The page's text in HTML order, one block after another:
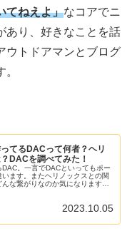
てねえよ」なコアでニ
あり、好きなことを話
ウトドアマンとブログ
てるDACって何者？ヘリ
DACを調べてみた！
。一言でDACといってもポー
ます。またヘリノックスとの関
な繋がりなのか気になります。
2023.10.05